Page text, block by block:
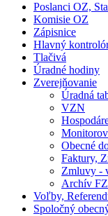
Poslanci OZ,
Komisie OZ
Zápisnice
Hlavný
Tlačivá
Úradné hodiny
Zverejňovanie
Úradná
VZN
Obecné
Faktury,
Zmluvy -
Archív
Voľby,
Spoločný